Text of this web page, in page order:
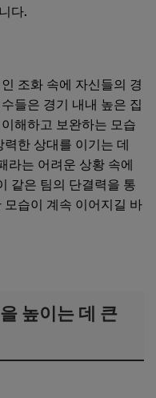
다.
조화 속에 자신들의 경
들은 경기 내내 높은 집
해하고 보완하는 모습
한 상대를 이기는 데
라는 어려운 상황 속에
같은 팀의 단결력을 통
습이 계속 이어지길 바
높이는 데 큰